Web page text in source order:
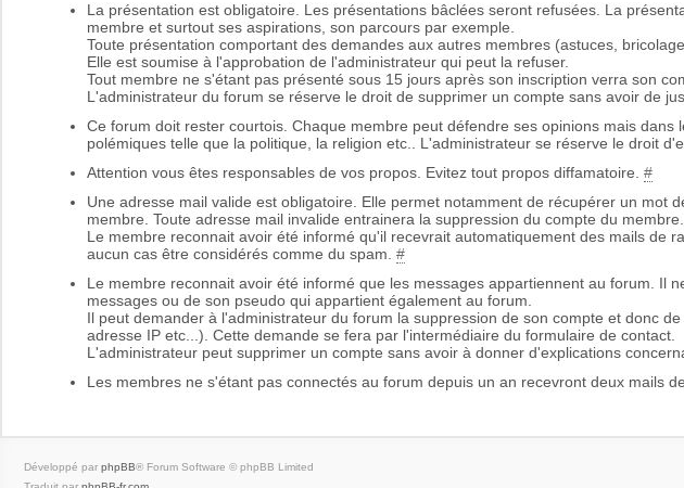
La présentation est obligatoire. Les présentations bâclées seront refusées. La
membre et surtout ses aspirations, son parcours par exemple.
Toute présentation comportant des demandes aux autres membres (astuces,
Elle est soumise à l'approbation de l'administrateur qui peut la refuser.
Tout membre ne s'étant pas présenté sous 15 jours après son inscription verra son
L'administrateur du forum se réserve le droit de supprimer un compte sans avoir de
Ce forum doit rester courtois. Chaque membre peut défendre ses opinions mais dans
polémiques telle que la politique, la religion etc.. L'administrateur se réserve le droit
Attention vous êtes responsables de vos propos. Evitez tout propos diffamatoire. #
Une adresse mail valide est obligatoire. Elle permet notamment de récupérer un mot
membre. Toute adresse mail invalide entrainera la suppression du compte du membre.
Le membre reconnait avoir été informé qu'il recevrait automatiquement des mails de
aucun cas être considérés comme du spam. #
Le membre reconnait avoir été informé que les messages appartiennent au forum. Il
messages ou de son pseudo qui appartient également au forum.
Il peut demander à l'administrateur du forum la suppression de son compte et donc
adresse IP etc...). Cette demande se fera par l'intermédiaire du formulaire de contact.
L'administrateur peut supprimer un compte sans avoir à donner d'explications
Les membres ne s'étant pas connectés au forum depuis un an recevront deux mails
Développé par phpBB® Forum Software © phpBB Limited